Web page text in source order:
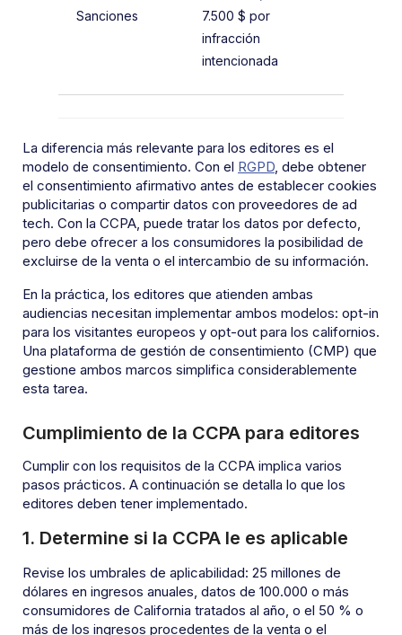
Sanciones
7.500 $ por
infracción
intencionada
La diferencia más relevante para los editores es el
modelo de consentimiento. Con el RGPD, debe obtener
el consentimiento afirmativo antes de establecer cookies
publicitarias o compartir datos con proveedores de ad
tech. Con la CCPA, puede tratar los datos por defecto,
pero debe ofrecer a los consumidores la posibilidad de
excluirse de la venta o el intercambio de su información.
En la práctica, los editores que atienden ambas
audiencias necesitan implementar ambos modelos: opt-in
para los visitantes europeos y opt-out para los californios.
Una plataforma de gestión de consentimiento (CMP) que
gestione ambos marcos simplifica considerablemente
esta tarea.
Cumplimiento de la CCPA para editores
Cumplir con los requisitos de la CCPA implica varios
pasos prácticos. A continuación se detalla lo que los
editores deben tener implementado.
1. Determine si la CCPA le es aplicable
Revise los umbrales de aplicabilidad: 25 millones de
dólares en ingresos anuales, datos de 100.000 o más
consumidores de California tratados al año, o el 50 % o
más de los ingresos procedentes de la venta o el